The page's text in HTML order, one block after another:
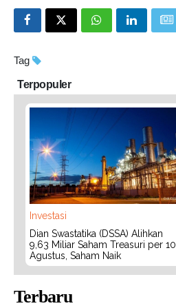
Tag
Terpopuler
Investasi
Dian Swastatika (DSSA) Alihkan
9,63 Miliar Saham Treasuri per 10
Agustus, Saham Naik
Terbaru